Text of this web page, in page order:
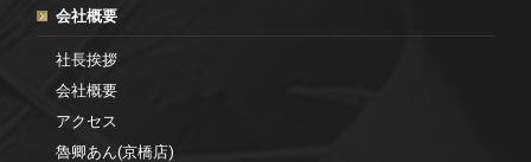
会社概要
社長挨拶
会社概要
アクセス
魯卿あん(京橋店)